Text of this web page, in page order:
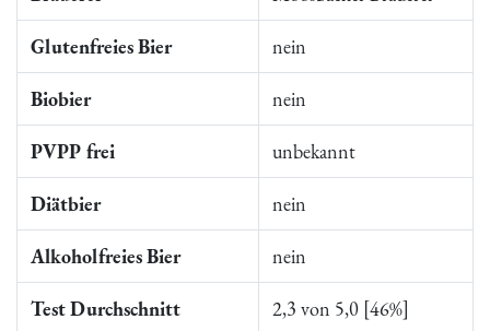
Glutenfreies Bier nein
Biobier nein
PVPP frei unbekannt
Diätbier nein
Alkoholfreies Bier nein
Test Durchschnitt 2,3 von 5,0 [46%]